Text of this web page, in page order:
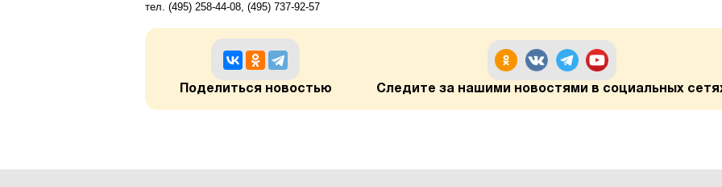
тел. (495) 258-44-08, (495) 737-92-57
Поделиться новостью Следите за нашими новостями в социальных